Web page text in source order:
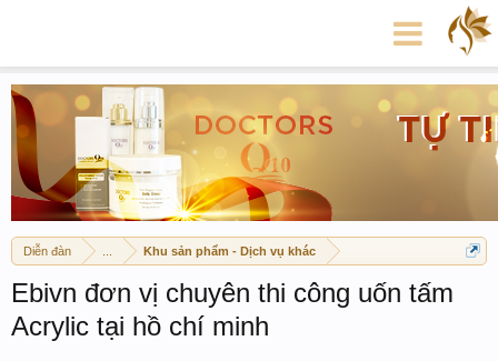
Diễn đàn Khu sản phẩm - Dịch vụ khác
Ebivn đơn vị chuyên thi công uốn tấm
Acrylic tại hồ chí minh